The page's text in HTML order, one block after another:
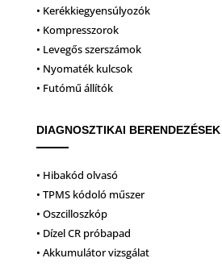
• Kerékkiegyensúlyozók
• Kompresszorok
• Levegős szerszámok
• Nyomaték kulcsok
• Futómű állítók
DIAGNOSZTIKAI BERENDEZÉSEK
• Hibakód olvasó
• TPMS kódoló műszer
• Oszcilloszkóp
• Dízel CR próbapad
• Akkumulátor vizsgálat